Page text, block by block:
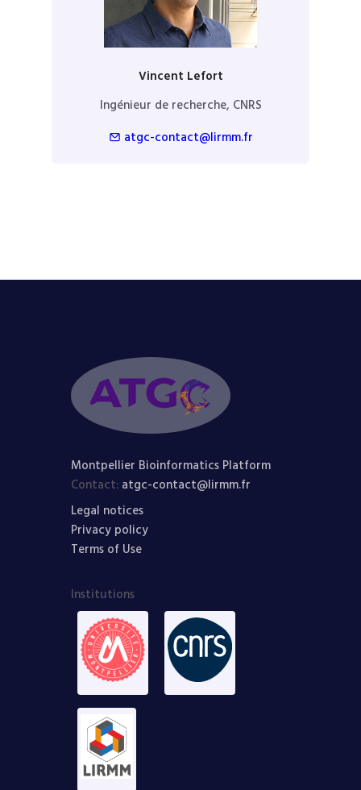
Vincent Lefort
Ingénieur de recherche, CNRS
atgc-contact@lirmm.fr
Montpellier Bioinformatics Platform
Contact: atgc-contact@lirmm.fr
Legal notices
Privacy policy
Terms of Use
Institutions